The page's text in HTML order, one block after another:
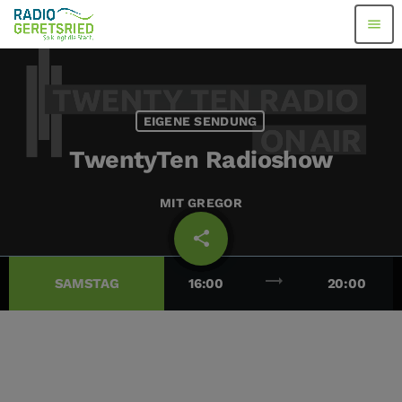
menu
EIGENE SENDUNG
TwentyTen Radioshow
MIT GREGOR
share
email
SAMSTAG 16:00 trending_flat 20:00